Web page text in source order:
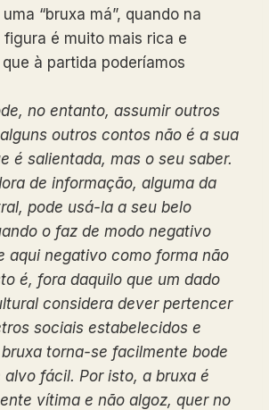
“bruxa má”, quando na
figura é muito mais rica e
à partida poderíamos
no entanto, assumir outros
outros contos não é a sua
é salientada, mas o seu saber.
de informação, alguma da
pode usá-la a seu belo
o faz de modo negativo
aqui negativo como forma não
é, fora daquilo que um dado
considera dever pertencer
sociais estabelecidos e
torna-se facilmente bode
alvo fácil. Por isto, a bruxa é
vítima e não algoz, quer no